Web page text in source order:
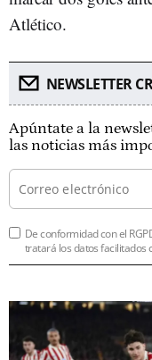
Atlético.
NEWSLETTER
Apúntate a la
las noticias más
De conformidad con el
tratará los datos facilitados